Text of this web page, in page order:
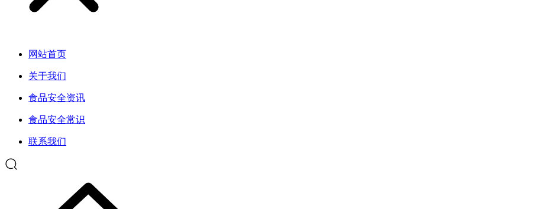
网站首页
关于我们
食品安全资讯
食品安全常识
联系我们